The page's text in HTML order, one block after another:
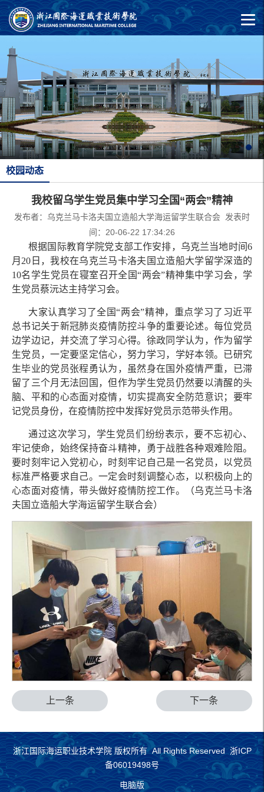
校园动态
我校留乌学生党员集中学习全国“两会”精神
发布者：乌克兰马卡洛夫国立造船大学海运留学生联合会 发表时
间：20-06-22 17:34:26
根据国际教育学院党支部工作安排，乌克兰当地时间6
月20日，我校在乌克兰马卡洛夫国立造船大学留学深造的
10名学生党员在寝室召开全国“两会”精神集中学习会，学
生党员蔡沅达主持学习会。
大家认真学习了全国“两会”精神，重点学习了习近平
总书记关于新冠肺炎疫情防控斗争的重要论述。每位党员
边学边记，并交流了学习心得。徐政同学认为，作为留学
生党员，一定要坚定信心，努力学习，学好本领。已研究
生毕业的党员张程勇认为，虽然身在国外疫情严重，已滞
留了三个月无法回国，但作为学生党员仍然要以清醒的头
脑、平和的心态面对疫情，切实提高安全防范意识；要牢
记党员身份，在疫情防控中发挥好党员示范带头作用。
通过这次学习，学生党员们纷纷表示，要不忘初心、
牢记使命，始终保持奋斗精神，勇于战胜各种艰难险阻。
要时刻牢记入党初心，时刻牢记自己是一名党员，以党员
标准严格要求自己。一定会时刻调整心态，以积极向上的
心态面对疫情，带头做好疫情防控工作。（乌克兰马卡洛
夫国立造船大学海运留学生联合会）
下一条
上一条
浙江国际海运职业技术学院 版权所有 All Rights Reserved 浙ICP
备06019498号
电脑版